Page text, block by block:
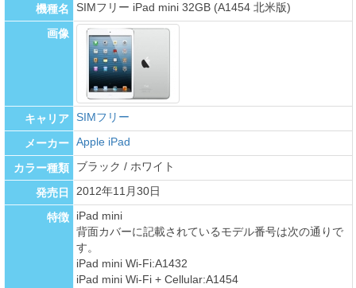
機種名 SIMフリー iPad mini 32GB (A1454 北米版)
画像
キャリア SIMフリー
メーカー Apple iPad
カラー種類 ブラック / ホワイト
発売日 2012年11月30日
特徴
iPad mini
背面カバーに記載されているモデル番号は次の通りで
す。
iPad mini Wi-Fi:A1432
iPad mini Wi-Fi + Cellular:A1454